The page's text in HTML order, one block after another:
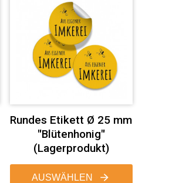
Rundes Etikett Ø 25 mm
"Blütenhonig"
(Lagerprodukt)
AUSWÄHLEN